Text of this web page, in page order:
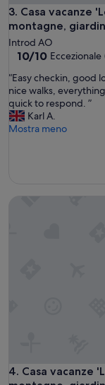
3. Casa vacanze
montagne,
Casa vacanze 'Le
Introd AO
10.0
10,
Eccezionale,
(2
recensioni)
10/10 Eccezionale
“
E
a
s
y
o
n
“Easy checkin, good
nice walks,
quick to respond. ”
Karl A.
Mostra meno
4. Casa vacanze
Casa vacanze 'Le
Casa vacanze